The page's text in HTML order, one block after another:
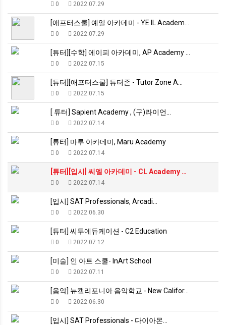
0 2022.07.29
[애프터스쿨] 예일 아카데미 - YE IL Academ…
0 2022.07.29
[튜터][수학] 에이피 아카데미, AP Academy …
0 2022.07.15
[튜터][애프터스쿨] 튜터존 - Tutor Zone A…
0 2022.07.15
[ 튜터] Sapient Academy , (구)라이언…
0 2022.07.14
[튜터] 마루 아카데미, Maru Academy
0 2022.07.14
[튜터][입시] 씨엘 아카데미 - CL Academy …
0 2022.07.14
[입시] SAT Professionals, Arcadi…
0 2022.06.30
[튜터] 씨투에듀케이션 - C2 Education
0 2022.07.12
[미술] 인 아트 스쿨- InArt School
0 2022.07.11
[음악] 뉴캘리포니아 음악학교 - New Califor…
0 2022.06.30
[입시] SAT Professionals - 다이아몬…